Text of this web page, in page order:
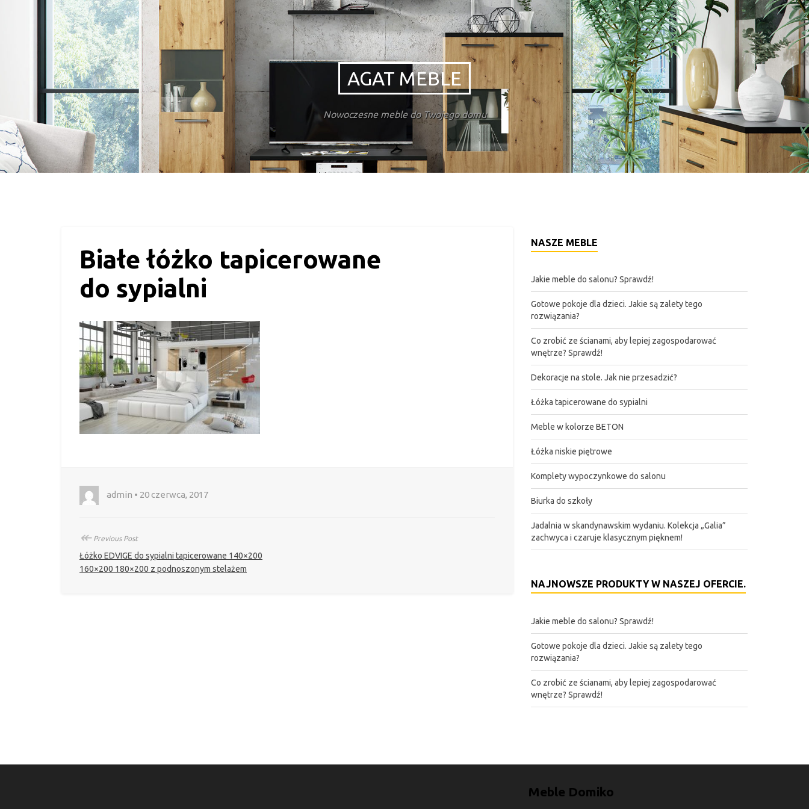
AGAT MEBLE
Nowoczesne meble do Twojego domu
Białe łóżko tapicerowane
do sypialni
admin • 20 czerwca, 2017
↞Previous Post
Łóżko EDVIGE do sypialni tapicerowane 140×200
160×200 180×200 z podnoszonym stelażem
NASZE MEBLE
Jakie meble do salonu? Sprawdź!
Gotowe pokoje dla dzieci. Jakie są zalety tego
rozwiązania?
Co zrobić ze ścianami, aby lepiej zagospodarować
wnętrze? Sprawdź!
Dekoracje na stole. Jak nie przesadzić?
Łóżka tapicerowane do sypialni
Meble w kolorze BETON
Łóżka niskie piętrowe
Komplety wypoczynkowe do salonu
Biurka do szkoły
Jadalnia w skandynawskim wydaniu. Kolekcja „Galia”
zachwyca i czaruje klasycznym pięknem!
NAJNOWSZE PRODUKTY W NASZEJ OFERCIE.
Jakie meble do salonu? Sprawdź!
Gotowe pokoje dla dzieci. Jakie są zalety tego
rozwiązania?
Co zrobić ze ścianami, aby lepiej zagospodarować
wnętrze? Sprawdź!
Meble Domiko